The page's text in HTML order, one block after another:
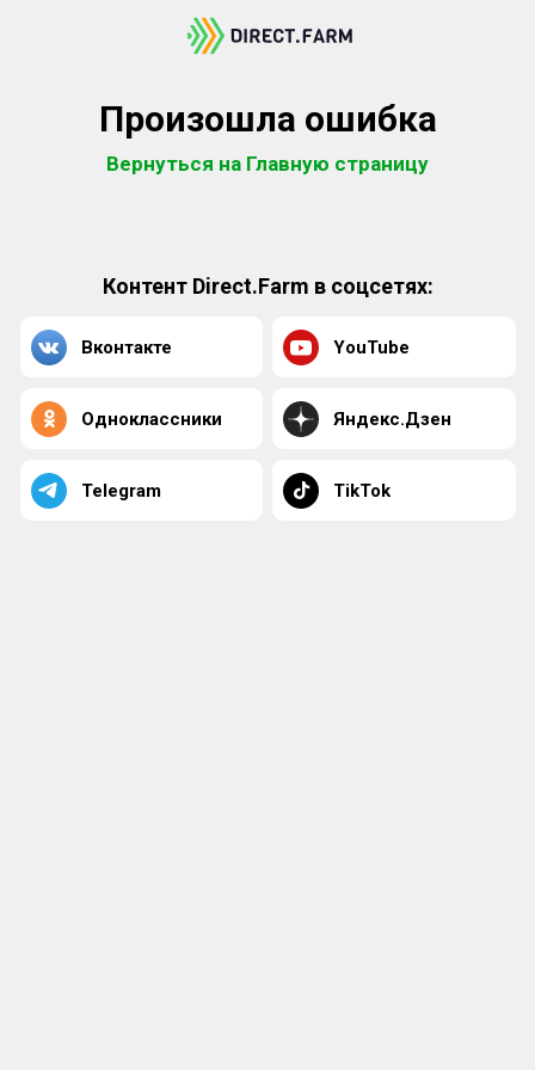
Произошла ошибка
Вернуться на Главную страницу
Контент Direct.Farm в соцсетях:
Вконтакте YouTube
Одноклассники Яндекс.Дзен
Telegram TikTok